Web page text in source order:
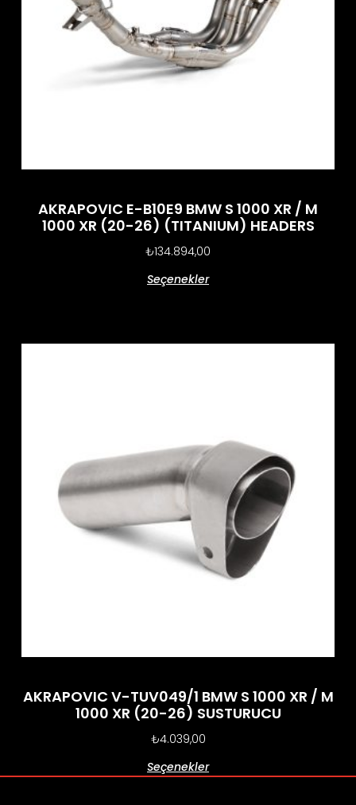
AKRAPOVIC E-B10E9 BMW S 1000 XR / M
1000 XR (20-26) (TITANIUM) HEADERS
₺134.894,00
Seçenekler
AKRAPOVIC V-TUV049/1 BMW S 1000 XR / M
1000 XR (20-26) SUSTURUCU
₺4.039,00
Seçenekler